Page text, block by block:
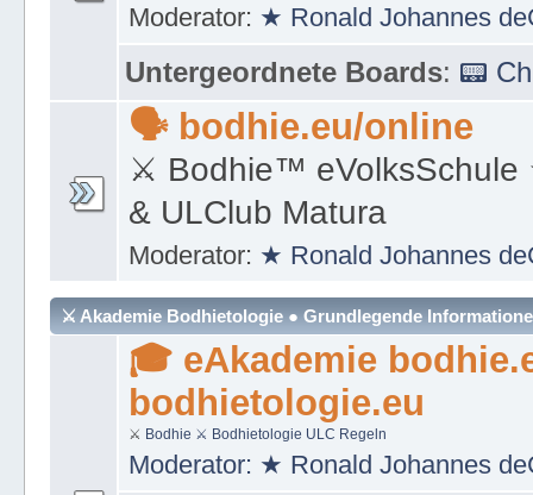
Moderator: ★ Ronald Johannes
Untergeordnete Boards: 📟
🗣 bodhie.eu/online
⚔ Bodhie™
& ULClub Matura
Moderator: ★ Ronald Johannes
⚔ Akademie Bodhietologie ● Grundlegende
🎓 eAkademie
bodhietologie.eu
⚔ Bodhie ⚔ Bodhietologie ULC Regeln
Moderator: ★ Ronald Johannes